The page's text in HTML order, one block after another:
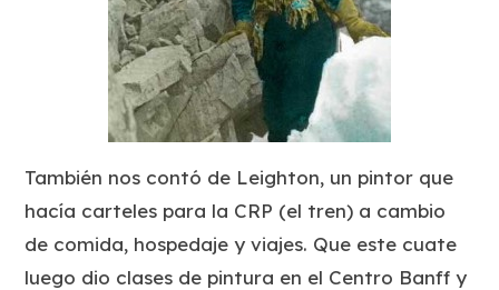
También nos contó de Leighton, un pintor que
hacía carteles para la CRP (el tren) a cambio
de comida, hospedaje y viajes. Que este cuate
luego dio clases de pintura en el Centro Banff y